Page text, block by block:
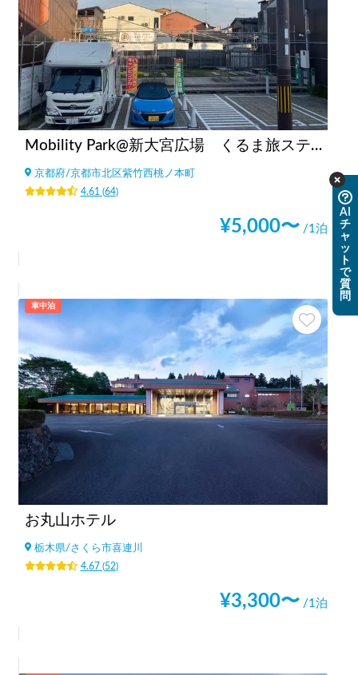
Mobility Park@新大宮広場 くるま旅ステーション by Van LIfe COYOTE
京都府/京都市北区紫竹西桃ノ本町
4.61 (64)
¥5,000〜 /1泊
車中泊
お丸山ホテル
栃木県/さくら市喜連川
4.67(52)
¥3,300〜 /1泊
AI
チ
ャ
ッ
ト
で
質
問